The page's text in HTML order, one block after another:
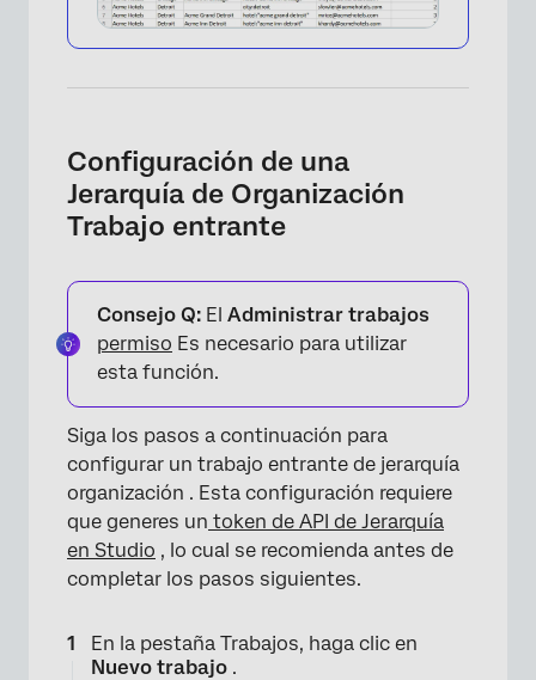
Configuración de una
Jerarquía de Organización
Trabajo entrante
Consejo Q: El Administrar trabajos
permiso Es necesario para utilizar
esta función.
Siga los pasos a continuación para
configurar un trabajo entrante de jerarquía
organización . Esta configuración requiere
que generes un token de API de Jerarquía
en Studio , lo cual se recomienda antes de
completar los pasos siguientes.
En la pestaña Trabajos, haga clic en
Nuevo trabajo .